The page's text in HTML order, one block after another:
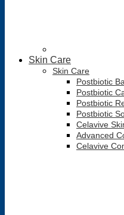
Skin Care
Skin Care
Postbiotic
Postbiotic
Postbiotic
Postbiotic
Celavive
Advanced
Celavive